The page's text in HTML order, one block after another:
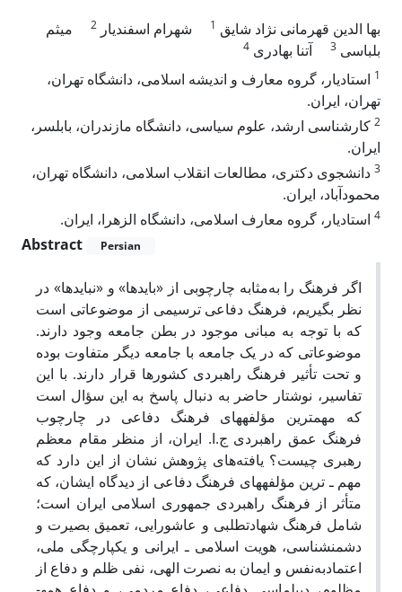
بها الدین قهرمانی نژاد شایق 1 شهرام اسفندیار 2
میثم
بلباسی 3 آتنا بهادری 4
1 استادیار، گروه معارف و اندیشه اسلامی، دانشگاه تهران،
تهران، ایران.
2 کارشناسی ارشد، علوم سیاسی، دانشگاه مازندران، بابلسر،
ایران.
3 دانشجوی دکتری، مطالعات انقلاب اسلامی، دانشگاه تهران،
محمودآباد، ایران.
4 استادیار، گروه معارف اسلامی، دانشگاه الزهرا، ایران.
Abstract
Persian
اگر فرهنگ را به‌مثابه چارچوبی از «بایدها» و «نبایدها» در
نظر بگیریم،‌ فرهنگ دفاعی ترسیمی از موضوعاتی است
که با توجه به مبانی موجود در بطن جامعه وجود دارند.
موضوعاتی که در یک جامعه با جامعه دیگر متفاوت بوده
و تحت تأثیر فرهنگ راهبردی کشورها قرار دارند. با این
تفاسیر،‌ نوشتار حاضر به دنبال پاسخ به این سؤال است
که مهم­ترین مؤلفه­های فرهنگ دفاعی در چارچوب
فرهنگ عمق راهبردی ج.ا. ایران،‌ از منظر مقام معظم
رهبری چیست؟ یافته‌های پژوهش نشان از این دارد که
مهم‌ ـ‌ ترین مؤلفه­های فرهنگ دفاعی از دیدگاه ایشان،‌ که
متأثر از فرهنگ راهبردی جمهوری اسلامی ایران است؛
شامل فرهنگ شهادت­طلبی و عاشورایی،‌ تعمیق بصیرت و
دشمن­شناسی،‌ هویت اسلامی ـ‌ ایرانی و یکپارچگی ملی،‌
اعتمادبه‌نفس و ایمان به نصرت الهی،‌ نفی ظلم و دفاع از